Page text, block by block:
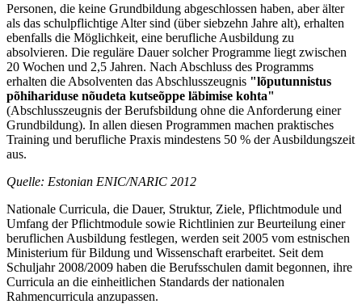
Personen, die keine Grundbildung abgeschlossen haben, aber älter
als das schulpflichtige Alter sind (über siebzehn Jahre alt), erhalten
ebenfalls die Möglichkeit, eine berufliche Ausbildung zu
absolvieren. Die reguläre Dauer solcher Programme liegt zwischen
20 Wochen und 2,5 Jahren. Nach Abschluss des Programms
erhalten die Absolventen das Abschlusszeugnis "lõputunnistus
põhihariduse nõudeta kutseõppe läbimise kohta"
(Abschlusszeugnis der Berufsbildung ohne die Anforderung einer
Grundbildung). In allen diesen Programmen machen praktisches
Training und berufliche Praxis mindestens 50 % der Ausbildungszeit
aus.
Quelle: Estonian ENIC/NARIC 2012
Nationale Curricula, die Dauer, Struktur, Ziele, Pflichtmodule und
Umfang der Pflichtmodule sowie Richtlinien zur Beurteilung einer
beruflichen Ausbildung festlegen, werden seit 2005 vom estnischen
Ministerium für Bildung und Wissenschaft erarbeitet. Seit dem
Schuljahr 2008/2009 haben die Berufsschulen damit begonnen, ihre
Curricula an die einheitlichen Standards der nationalen
Rahmencurricula anzupassen.